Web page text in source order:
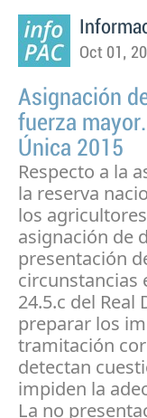
Oct 01,
Asignación
fuerza
Única 2015
Respecto a la
la reserva
los
asignación de
presentación
circunstancias
24.5.c del
preparar los
tramitación
detectan
impiden la
La no